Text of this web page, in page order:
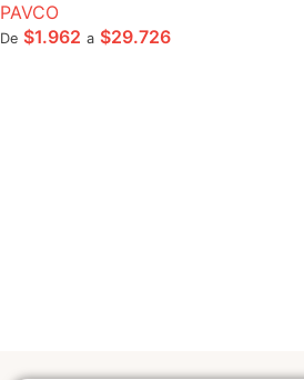
PAVCO
De $1.962 a $29.726